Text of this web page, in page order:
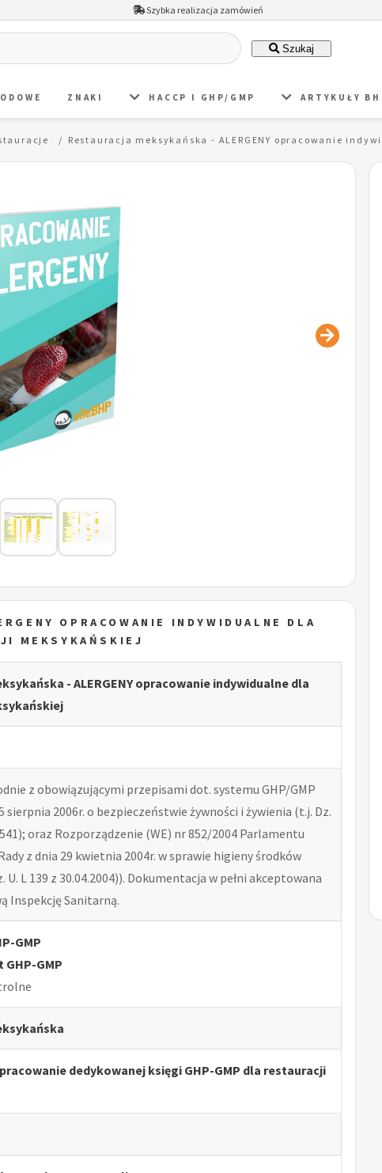
Szybka realizacja zamówień
Szukaj
ZNAKI HACCP I GHP/GMP ARTYKUŁY
Restauracja meksykańska - ALERGENY opracowanie
OPRACOWANIE INDYWIDUALNE DLA
MEKSYKAŃSKIEJ
- ALERGENY opracowanie indywidualne dla
z obowiązującymi przepisami dot. systemu GHP/GMP
sierpnia 2006r. o bezpieczeństwie żywności i żywienia (t.j. Dz.
oraz Rozporządzenie (WE) nr 852/2004 Parlamentu
z dnia 29 kwietnia 2004r. w sprawie higieny środków
U. L 139 z 30.04.2004)). Dokumentacja w pełni akceptowana
Inspekcję Sanitarną.
GMP
GMP
dedykowanej księgi GHP-GMP dla restauracji